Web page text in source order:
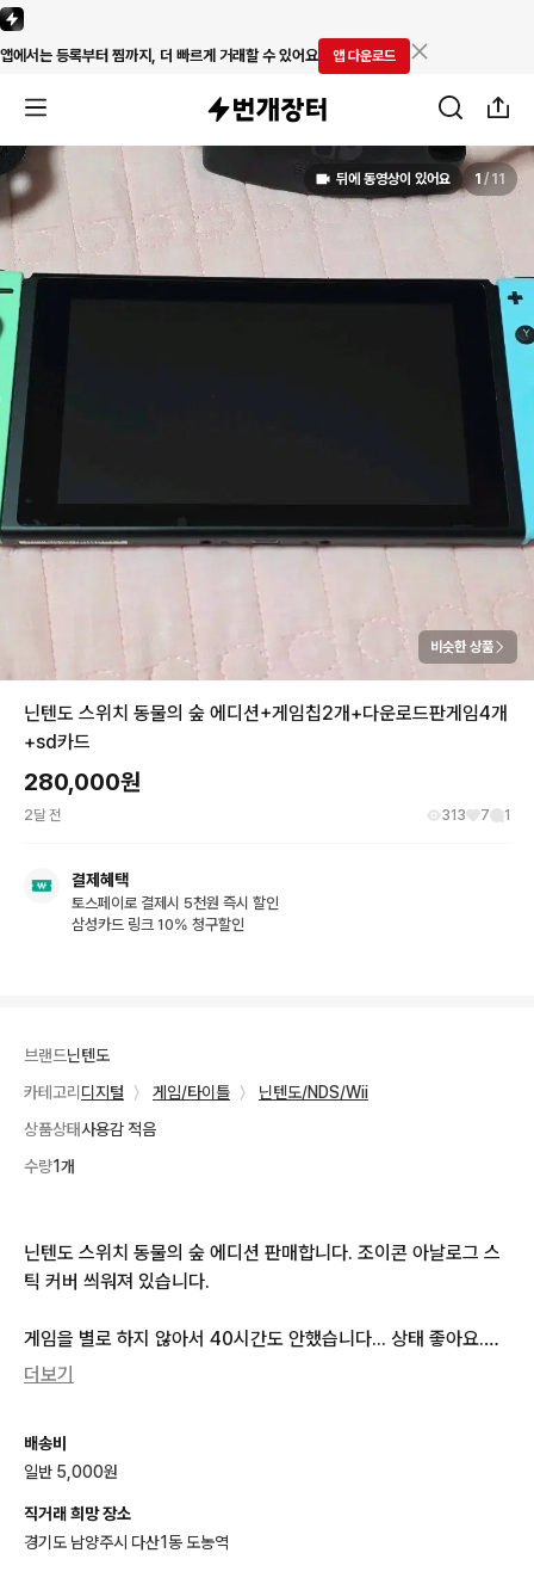
앱에서는 등록부터 찜까지, 더 빠르게 거래할 수 있어요 앱 다운로드
뒤에 동영상이 있어요 1 / 11
비슷한 상품
닌텐도 스위치 동물의 숲 에디션+게임칩2개+다운로드판게임4개
+sd카드
280,000원
2달 전 313 7 1
결제혜택
토스페이로 결제시 5천원 즉시 할인
삼성카드 링크 10% 청구할인
브랜드닌텐도
카테고리 디지털 〉 게임/타이틀 〉
닌텐도/NDS/Wii
상품상태사용감 적음
수량1개
닌텐도 스위치 동물의 숲 에디션 판매합니다. 조이콘 아날로그 스
틱 커버 씌워져 있습니다.
게임을 별로 하지 않아서 40시간도 안했습니다... 상태 좋아요.
파이어 엠블렘 풍화설월 (풍설)
포켓몬스터 바이올렛
몬스터헌터 라이즈 (몬헌)
젤다의 전설 브레스 오브 더 와일드 (야숨)
더보기
배송비
일반 5,000원
직거래 희망 장소
경기도 남양주시 다산1동 도농역